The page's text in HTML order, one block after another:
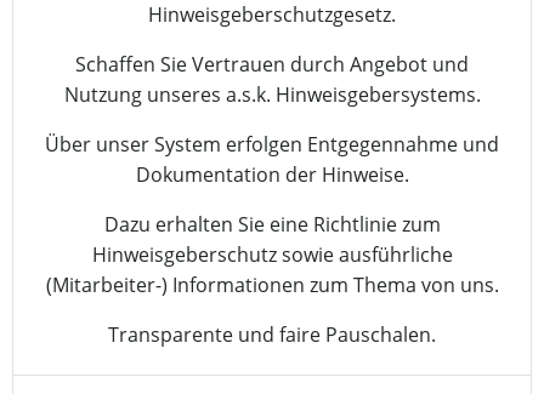
Hinweisgeberschutzgesetz.
Schaffen Sie Vertrauen durch Angebot und
Nutzung unseres a.s.k. Hinweisgebersystems.
Über unser System erfolgen Entgegennahme und
Dokumentation der Hinweise.
Dazu erhalten Sie eine Richtlinie zum
Hinweisgeberschutz sowie ausführliche
(Mitarbeiter-) Informationen zum Thema von uns.
Transparente und faire Pauschalen.